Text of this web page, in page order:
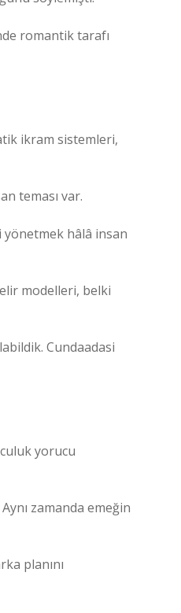
romantik tarafı
ikram sistemleri,
teması var.
yönetmek hâlâ insan
modelleri, belki
Cundaadasi
yorucu
zamanda emeğin
planını